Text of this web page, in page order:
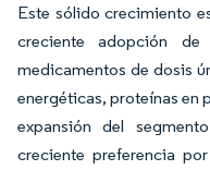
Este sólido crecimiento
creciente adopción
medicamentos de dosis
energéticas, proteínas en
expansión del
creciente preferencia